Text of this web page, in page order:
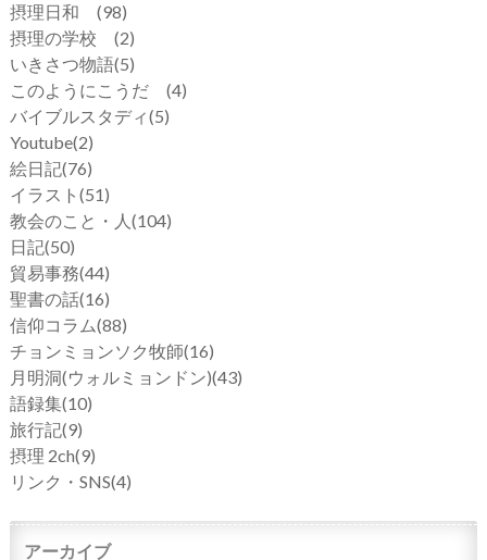
摂理日和 (98)
摂理の学校 (2)
いきさつ物語(5)
このようにこうだ (4)
バイブルスタディ(5)
Youtube(2)
絵日記(76)
イラスト (51)
教会のこと・人 (104)
日記(50)
貿易事務(44)
聖書の話(16)
信仰コラム(88)
チョンミョンソク牧師(16)
月明洞(ウォルミョンドン)(43)
語録集(10)
旅行記(9)
摂理 2ch(9)
リンク・SNS(4)
アーカイブ